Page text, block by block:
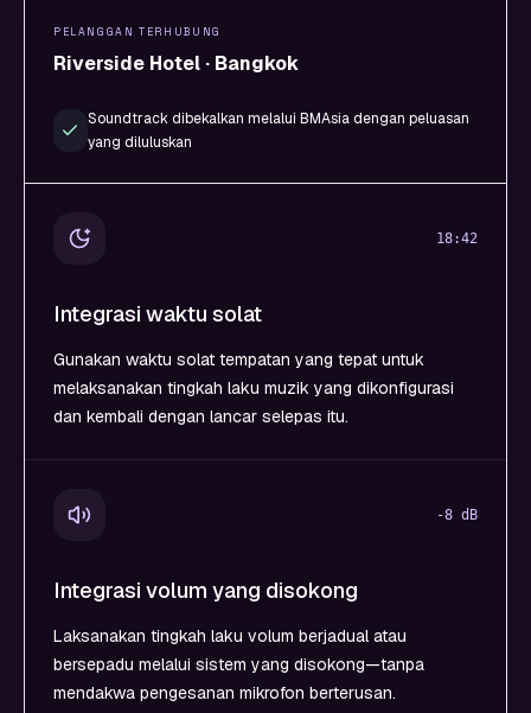
PELANGGAN TERHUBUNG
Riverside Hotel · Bangkok
Soundtrack dibekalkan melalui BMAsia dengan peluasan
yang diluluskan
18:42
Integrasi waktu solat
Gunakan waktu solat tempatan yang tepat untuk
melaksanakan tingkah laku muzik yang dikonfigurasi
dan kembali dengan lancar selepas itu.
-8 dB
Integrasi volum yang disokong
Laksanakan tingkah laku volum berjadual atau
bersepadu melalui sistem yang disokong—tanpa
mendakwa pengesanan mikrofon berterusan.